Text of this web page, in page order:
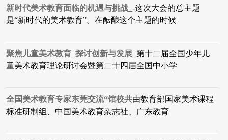
新时代美术教育面临的机遇与挑战_-这次大会的总主题
是“新时代的美术教育”。在酝酿这个主题的时候
聚焦儿童美术教育_探讨创新与发展_ 第十二届全国少年儿
童美术教育理论研讨会暨第二十四届全国中小学
全国美术教育专家东莞交流“馆校共由教育部国家美术课程
标准研制组、中国美术教育杂志社、广东教育